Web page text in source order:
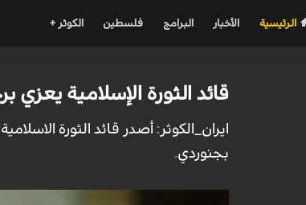
الرئيسية الأخبار البرامج فلسطين الكوثر +
قائد الثورة الإسلامية
ايران_الكوثر: أصدر قائد الثورة
بجنوردي.